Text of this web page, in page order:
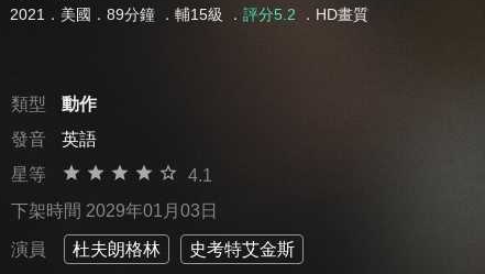
2021．美國．89分鐘 ． 輔15級 ． 評分5.2 ．HD畫質
類型
動作
發音
英語
星等
4.1
下架時間 2029年01月03日
演員 杜夫朗格林 史考特艾金斯